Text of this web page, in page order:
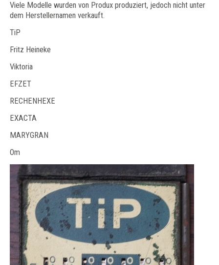
Viele Modelle wurden von Produx produziert, jedoch nicht unter
dem Herstellernamen verkauft.
TiP
Fritz Heineke
Viktoria
EFZET
RECHENHEXE
EXACTA
MARYGRAN
Om